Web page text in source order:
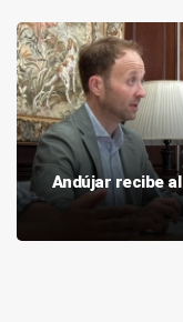
Andújar recibe